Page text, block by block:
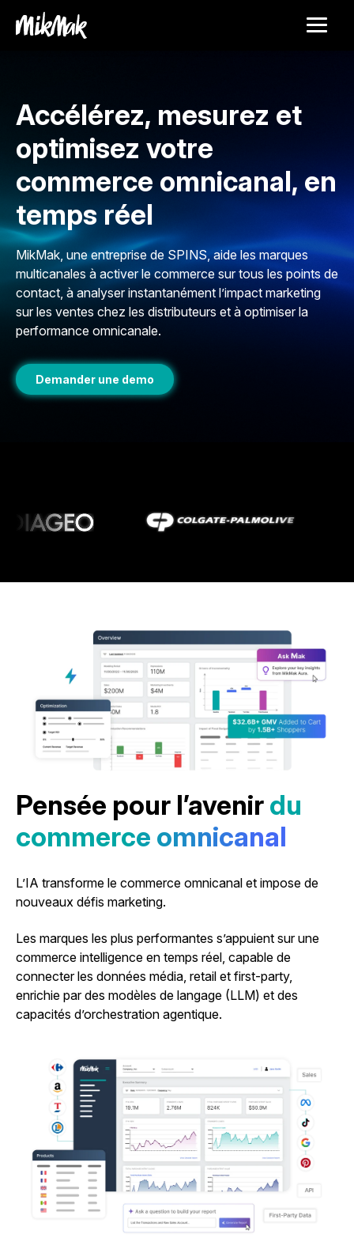
Accélérez, mesurez et
optimisez votre
commerce omnicanal, en
temps réel
MikMak, une entreprise de SPINS, aide les marques
multicanales à activer le commerce sur tous les points de
contact, à analyser instantanément l’impact marketing
sur les ventes chez les distributeurs et à optimiser la
performance omnicanale.
Demander une demo
Pensée pour l’avenirdu
commerce omnicanal
L’IA transforme le commerce omnicanal et impose de
nouveaux défis marketing.
Les marques les plus performantes s’appuient sur une
commerce intelligence en temps réel, capable de
connecter les données média, retail et first-party,
enrichie par des modèles de langage (LLM) et des
capacités d’orchestration agentique.